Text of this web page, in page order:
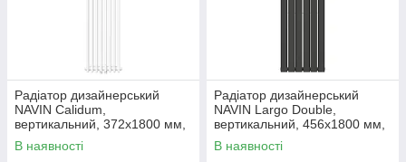
Радіатор дизайнерський
NAVIN Calidum,
вертикальний, 372x1800 мм,
1326 Вт, нижнє підключення
50 мм, білий
В наявності
Радіатор дизайнерський
NAVIN Largo Double,
вертикальний, 456x1800 мм,
1386 Вт, бічне підключення,
чорний муар
В наявності